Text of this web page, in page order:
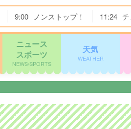
9:00 ノンストップ！ 11:24
ニュース
スポーツ
NEWS/SPORTS
天気
WEATHER